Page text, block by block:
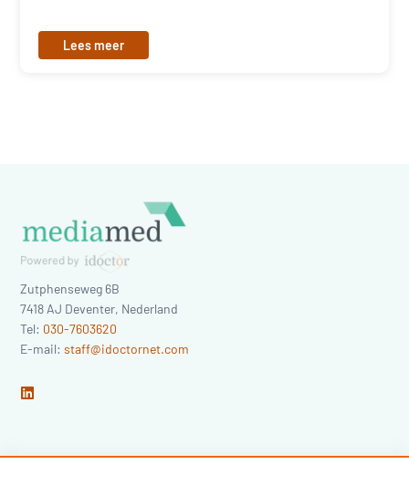
Lees meer
Zutphenseweg 6B
7418 AJ Deventer, Nederland
Tel: 030-7603620
E-mail:staff@idoctornet.com